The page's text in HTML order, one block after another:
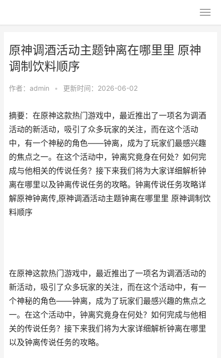
原神调酒活动主题钟离在哪里里 原神
调制饮料顺序
作者： admin • 更新时间：2026-06-02
摘要：在原神这款热门游戏中，最近推出了一项名为调酒
活动的新活动，吸引了众多玩家的关注，而在这个活动
中，有一个神秘的角色——钟离，成为了玩家们最感兴趣
的焦点之一。在这个活动中，钟离究竟身在何处？如何完
成与他相关的传说任务？接下来我们将为大家详细解析钟
离在哪里以及钟离传说任务的攻略。钟离传说任务攻略详
解原神钟离传,原神调酒活动主题钟离在哪里里 原神调制饮
料顺序
在原神这款热门游戏中，最近推出了一项名为调酒活动的
新活动，吸引了众多玩家的关注，而在这个活动中，有一
个神秘的角色——钟离，成为了玩家们最感兴趣的焦点之
一。在这个活动中，钟离究竟身在何处？如何完成与他相
关的传说任务？接下来我们将为大家详细解析钟离在哪里
以及钟离传说任务的攻略。